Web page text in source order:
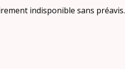
indisponible sans préavis.